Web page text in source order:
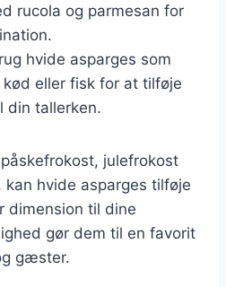
rucola og parmesan for
hvide asparges som
eller fisk for at tilføje
din tallerken.
julefrokost
hvide asparges tilføje
dimension til dine
gør dem til en favorit
gæster.